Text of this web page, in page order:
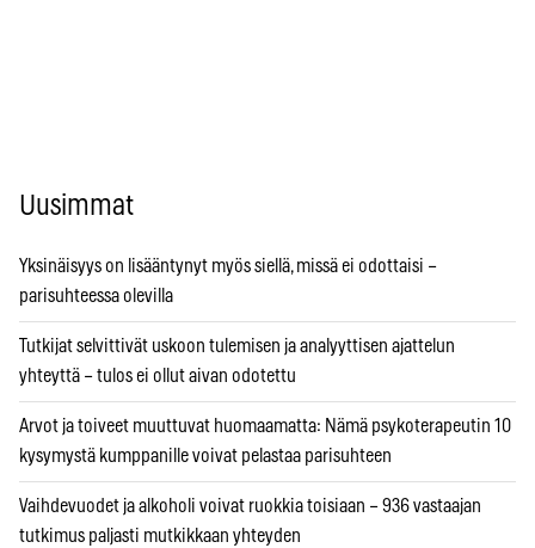
Uusimmat
Yksinäisyys on lisääntynyt myös siellä, missä ei odottaisi –
parisuhteessa olevilla
Tutkijat selvittivät uskoon tulemisen ja analyyttisen ajattelun
yhteyttä – tulos ei ollut aivan odotettu
Arvot ja toiveet muuttuvat huomaamatta: Nämä psykoterapeutin 10
kysymystä kumppanille voivat pelastaa parisuhteen
Vaihdevuodet ja alkoholi voivat ruokkia toisiaan – 936 vastaajan
tutkimus paljasti mutkikkaan yhteyden